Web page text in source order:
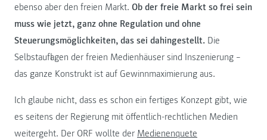
ebenso aber den freien Markt. Ob der freie Markt so frei sein
muss wie jetzt, ganz ohne Regulation und ohne
Steuerungsmöglichkeiten, das sei dahingestellt. Die
Selbstauflagen der freien Medienhäuser sind Inszenierung –
das ganze Konstrukt ist auf Gewinnmaximierung aus.
Ich glaube nicht, dass es schon ein fertiges Konzept gibt, wie
es seitens der Regierung mit öffentlich-rechtlichen Medien
weitergeht. Der ORF wollte der Medienenquete